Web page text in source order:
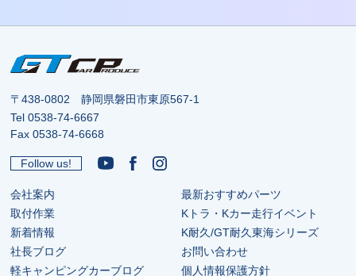
〒438-0802 静岡県磐田市東原567-1
Tel0538-74-6667
Fax 0538-74-6668
Follow us!
会社案内
取付作業
新着情報
社長ブログ
軽キャンピングカーブログ
最新おすすめパーツ
Kトラ・Kカー走行イベント
K耐久/GT耐久東海シリーズ
お問い合わせ
個人情報保護方針